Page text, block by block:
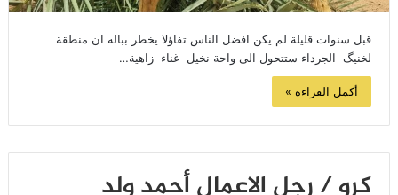
قبل سنوات قليلة لم يكن افضل الناس تفاؤلا يخطر بباله ان منطقة
لخنيگ الجرداء ستتحول الى واحة نخيل غناء زاهية…
أكمل القراءة »